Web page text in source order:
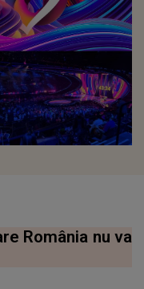
România nu va